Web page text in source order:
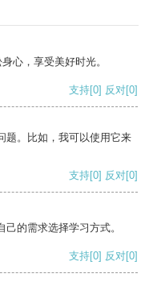
心，享受美好时光。
支持[0] 反对[0]
题。比如，我可以使用它来
支持[0] 反对[0]
的需求选择学习方式。
支持[0] 反对[0]